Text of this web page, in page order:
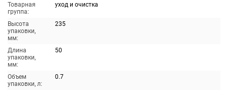
Товарная
группа:
уход и очистка
Высота
упаковки,
мм:
235
Длина
упаковки,
мм:
50
Объем
упаковки, л:
0.7